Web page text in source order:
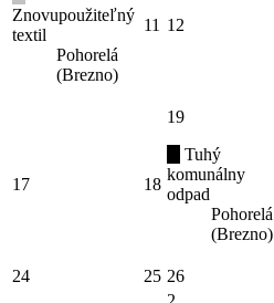
Znovupoužiteľný
textil
Pohorelá
(Brezno)
11 12
17 18
19
Tuhý
komunálny
odpad
Pohorelá
(Brezno)
24 25 26